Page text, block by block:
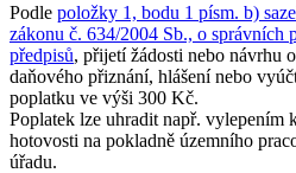
Podle položky 1, bodu 1 písm. b)
zákonu č. 634/2004 Sb., o správních
předpisů, přijetí žádosti nebo návrhu
daňového přiznání, hlášení nebo
poplatku ve výši 300 Kč.
Poplatek lze uhradit např. vylepením
hotovosti na pokladně územního
úřadu.